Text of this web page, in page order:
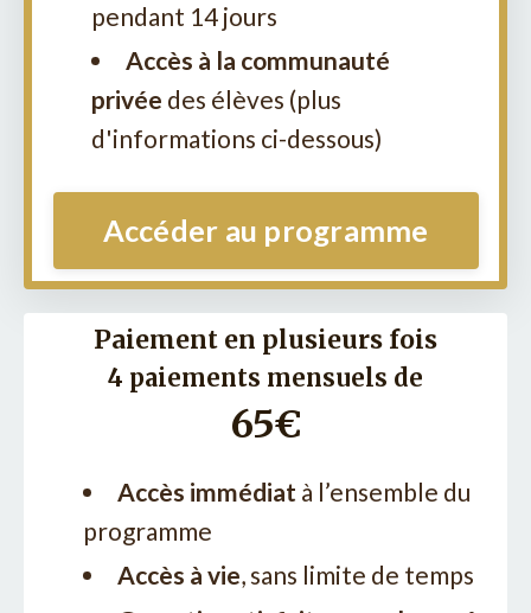
pendant 14 jours
Accès à la communauté
privée des élèves (plus
d'informations ci-dessous)
Accéder au programme
Paiement en plusieurs fois
4 paiements mensuels de
65€
Accès immédiat à l’ensemble du
programme
Accès à vie, sans limite de temps